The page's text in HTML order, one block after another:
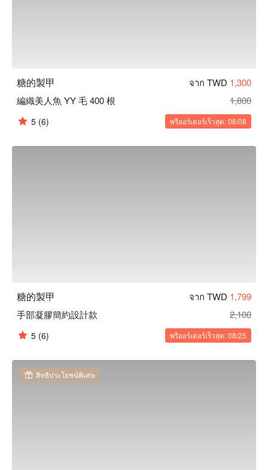
糖的製甲 จาก TWD 1,300
編織美人魚 YY 毛 400 根
1,800
5 (6) พรีออร์เดอร์เร็วสุด: 08/08
糖的製甲 จาก TWD 1,799
手部凝膠簡約設計款
2,100
5 (6) พรีออร์เดอร์เร็วสุด: 08/25
สิทธิประโยชน์พิเศษ